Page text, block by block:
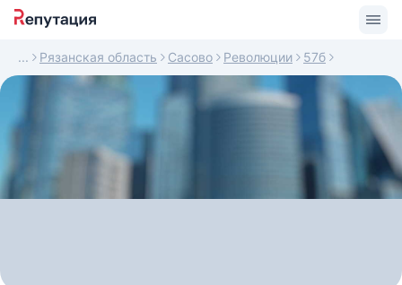
Рязанская область Сасово Революции 57б